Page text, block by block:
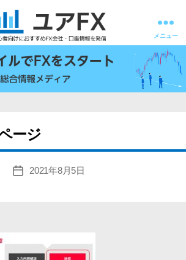
ユ
ア
FX
メニュー
ージ
投
2021年8月5日